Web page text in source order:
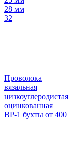
28 мм
32
Проволока
вязальная
низкоуглеродистая
оцинкованная
ВР-1 бухты от 400